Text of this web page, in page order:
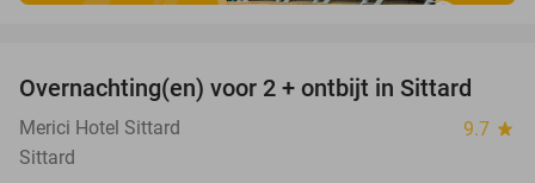
11%
Overnachting(en) voor 2 + ontbijt in Sittard
Merici Hotel Sittard 9.7 star
Sittard